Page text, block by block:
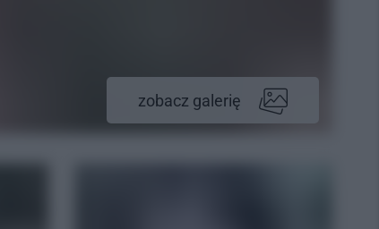
zobacz galerię